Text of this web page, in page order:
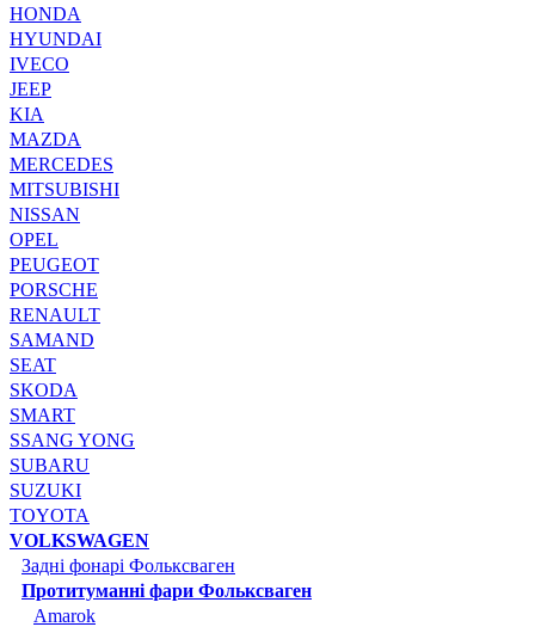
HONDA
HYUNDAI
IVECO
JEEP
KIA
MAZDA
MERCEDES
MITSUBISHI
NISSAN
OPEL
PEUGEOT
PORSCHE
RENAULT
SAMAND
SEAT
SKODA
SMART
SSANG YONG
SUBARU
SUZUKI
TOYOTA
VOLKSWAGEN
Задні фонарі Фольксваген
Протитуманні фари Фольксваген
Amarok